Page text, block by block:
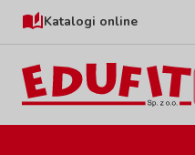
Katalogi online